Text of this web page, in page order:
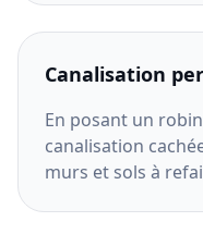
Canalisation
En posant un
canalisation
murs et sols à